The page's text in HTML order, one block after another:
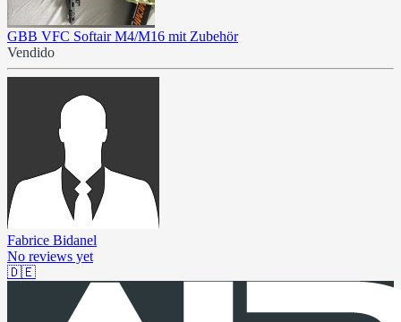
GBB VFC Softair M4/M16 mit Zubehör
Vendido
Fabrice Bidanel
No reviews yet
🇩🇪